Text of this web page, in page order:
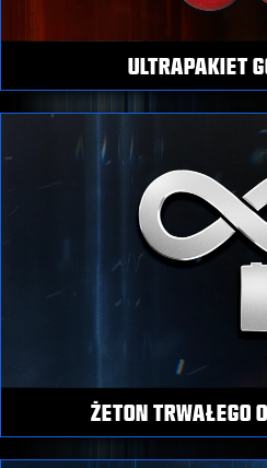
ULTRAPAKIET
ŻETON TRWAŁEGO